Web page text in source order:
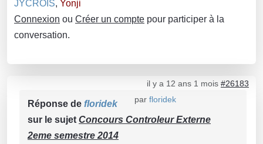
JYCROIS, Yonji
Connexion ou Créer un compte pour participer à la
conversation.
il y a 12 ans 1 mois #26183
par floridek
Réponse de floridek
sur le sujet Concours Controleur Externe
2eme semestre 2014